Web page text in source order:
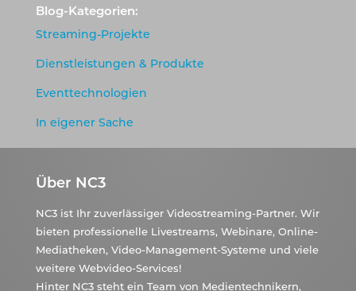
Blog-Kategorien:
Streaming-Projekte
Dienstleistungen & Produkte
Eventtechnologien
In eigener Sache
Über NC3
NC3 ist Ihr zuverlässiger Videostreaming-Partner. Wir
bieten professionelle Livestreams, Webinare, Online-
Mediatheken, Video-Management-Systeme und viele
weitere Webvideo-Services!
Hinter NC3 steht ein Team von Medientechnikern,